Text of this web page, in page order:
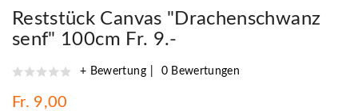
Reststück Canvas "Drachenschwanz
senf" 100cm Fr. 9.-
+ Bewertung 0 Bewertungen
Fr. 9,00